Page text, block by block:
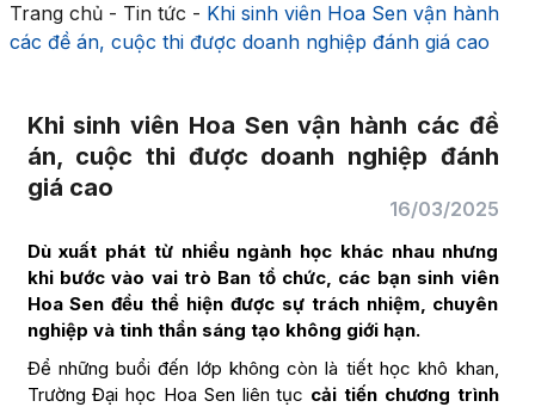
Trang chủ- Tin tức - Khi sinh viên Hoa Sen vận hành
các đề án, cuộc thi được doanh nghiệp đánh giá cao
Khi sinh viên Hoa Sen vận hành các đề
án, cuộc thi được doanh nghiệp đánh
giá cao
16/03/2025
Dù xuất phát từ nhiều ngành học khác nhau nhưng
khi bước vào vai trò Ban tổ chức, các bạn sinh viên
Hoa Sen đều thể hiện được sự trách nhiệm, chuyên
nghiệp và tinh thần sáng tạo không giới hạn.
Để những buổi đến lớp không còn là tiết học khô khan,
Trường Đại học Hoa Sen liên tục cải tiến chương trình